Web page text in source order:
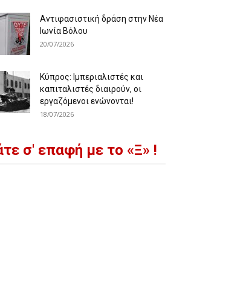
Αντιφασιστική δράση στην Νέα
Ιωνία Βόλου
20/07/2026
Κύπρος: Ιμπεριαλιστές και
καπιταλιστές διαιρούν, οι
εργαζόμενοι ενώνονται!
18/07/2026
σ' επαφή με το «Ξ» !